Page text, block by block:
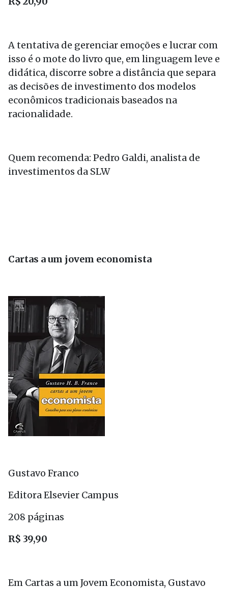
A tentativa de gerenciar emoções e lucrar com
isso é o mote do livro que, em linguagem leve e
didática, discorre sobre a distância que separa
as decisões de investimento dos modelos
econômicos tradicionais baseados na
racionalidade.
Quem recomenda: Pedro Galdi, analista de
investimentos da SLW
Cartas a um jovem economista
Gustavo Franco
Editora Elsevier Campus
208 páginas
R$ 39,90
Em Cartas a um Jovem Economista, Gustavo